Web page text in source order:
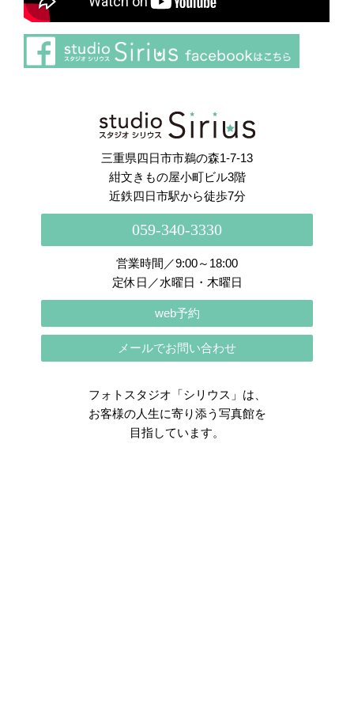
Instagram でフォロー
三重県四日市市鵜の森1-7-13
紺文きもの屋小町ビル3階
近鉄四日市駅から徒歩7分
059-340-3330
営業時間／9:00～18:00
定休日／水曜日・木曜日
web予約
メールでお問い合わせ
フォトスタジオ「シリウス」は、
お客様の人生に寄り添う写真館を
目指しています。